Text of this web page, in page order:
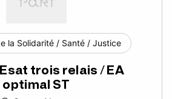
la Solidarité / Santé / Justice
trois relais / EA
optimal ST